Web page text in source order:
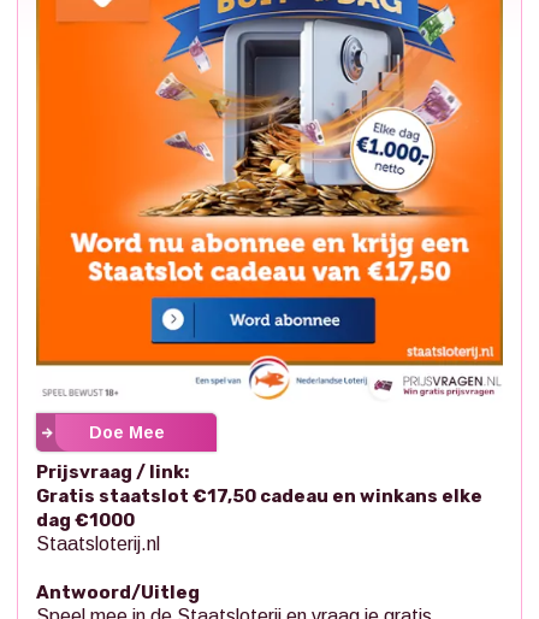
Doe Mee
Prijsvraag / link:
Gratis staatslot €17,50 cadeau en winkans elke
dag €1000
Staatsloterij.nl
Antwoord/Uitleg